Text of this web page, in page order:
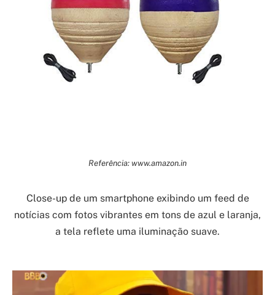
Referência: www.amazon.in
Close-up de um smartphone exibindo um feed de
notícias com fotos vibrantes em tons de azul e laranja,
a tela reflete uma iluminação suave.